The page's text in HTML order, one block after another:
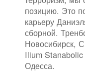
позицию. Это
карьеру
сборной.
Новосибирск,
Ilium
Одесса.